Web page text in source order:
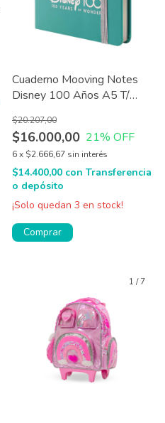
Cuaderno Mooving Notes
Disney 100 Años A5 T/
$16.000,00
$20.207,00
21% OFF
6x $2.666,67 sin interés
$14.400,00 con Transferencia
o depósito
¡Solo quedan 3 en stock!
1 /7